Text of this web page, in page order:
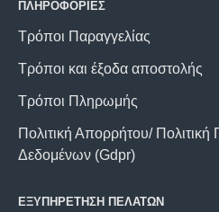
ΠΛΗΡΟΦΟΡΙΕΣ
Τρόποι Παραγγελίας
Τρόποι και έξοδα αποστολής
Τρόποι Πληρωμής
Πολιτική Απορρήτου/
Δεδομένων (Gdpr)
ΕΞΥΠΗΡΕΤΗΣΗ ΠΕΛΑΤΩΝ